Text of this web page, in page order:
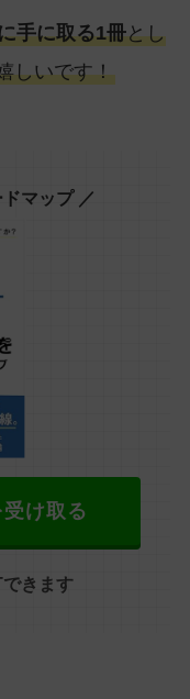
手に取る1冊とし
しいです！
マップ ／
け取る
きます